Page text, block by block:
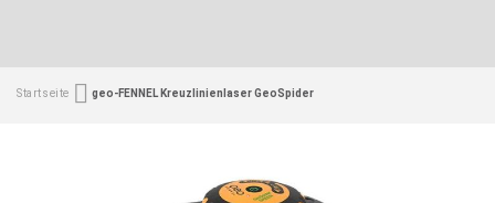
Startseite geo-FENNEL Kreuzlinienlaser GeoSpider